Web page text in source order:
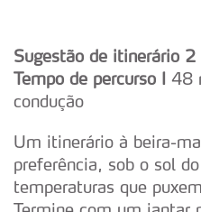
Sugestão de itinerário 2
Tempo de percurso I 48
condução
Um itinerário à beira-
preferência, sob o sol
temperaturas que